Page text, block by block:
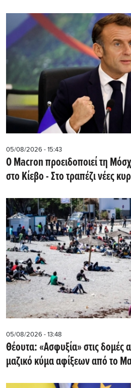
05/08/2026 - 15:43
Ο Macron προειδοποιεί τη
στο Κίεβο - Στο τραπέζι νέες
05/08/2026 - 13:48
Θέουτα: «Ασφυξία» στις δομές
μαζικό κύμα αφίξεων από το